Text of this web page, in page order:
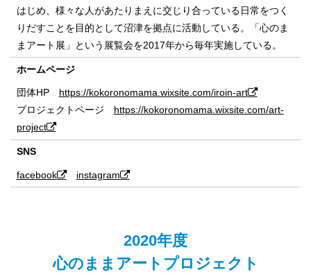
はじめ、様々な人があたりまえに交じり合っている日常をつく
りだすことを目的として沼津を拠点に活動している。「心のま
まアート展」という展覧会を2017年から毎年実施している。
ホームページ
団体HP https://kokoronomama.wixsite.com/iroin-art
プロジェクトページ https://kokoronomama.wixsite.com/art-
project
SNS
facebook instagram
2020年度
心のままアートプロジェクト